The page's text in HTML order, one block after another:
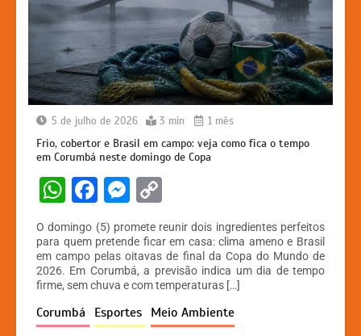
5 de julho de 2026 3 min 1 mês
Frio, cobertor e Brasil em campo: veja como fica o tempo
em Corumbá neste domingo de Copa
W
h
at
s
A
p
F
a
c
e
b
o
M
s
s
e
n
p
y
Li
n
O domingo (5) promete reunir dois ingredientes perfeitos
para quem pretende ficar em casa: clima ameno e Brasil
em campo pelas oitavas de final da Copa do Mundo de
2026. Em Corumbá, a previsão indica um dia de tempo
firme, sem chuva e com temperaturas […]
Corumbá Esportes Meio Ambiente